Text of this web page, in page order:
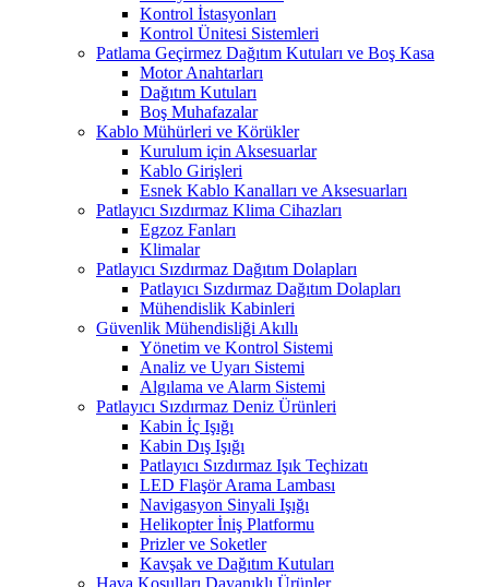
Kontrol İstasyonları
Kontrol Ünitesi Sistemleri
Patlama Geçirmez Dağıtım Kutuları ve Boş Kasa
Motor Anahtarları
Dağıtım Kutuları
Boş Muhafazalar
Kablo Mühürleri ve Körükler
Kurulum için Aksesuarlar
Kablo Girişleri
Esnek Kablo Kanalları ve Aksesuarları
Patlayıcı Sızdırmaz Klima Cihazları
Egzoz Fanları
Klimalar
Patlayıcı Sızdırmaz Dağıtım Dolapları
Patlayıcı Sızdırmaz Dağıtım Dolapları
Mühendislik Kabinleri
Güvenlik Mühendisliği Akıllı
Yönetim ve Kontrol Sistemi
Analiz ve Uyarı Sistemi
Algılama ve Alarm Sistemi
Patlayıcı Sızdırmaz Deniz Ürünleri
Kabin İç Işığı
Kabin Dış Işığı
Patlayıcı Sızdırmaz Işık Teçhizatı
LED Flaşör Arama Lambası
Navigasyon Sinyali Işığı
Helikopter İniş Platformu
Prizler ve Soketler
Kavşak ve Dağıtım Kutuları
Hava Koşulları Dayanıklı Ürünler